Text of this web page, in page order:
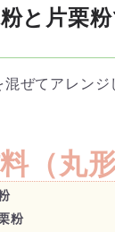
と片栗
ぜてアレン
（丸
粉